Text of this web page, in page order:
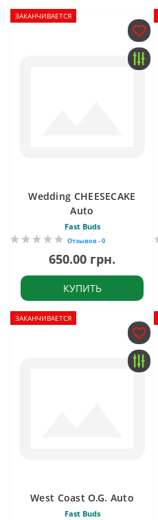
ЗАКАНЧИВАЕТСЯ
Wedding CHEESECAKE
Auto
Fast Buds
Отзывов - 0
650.00 грн.
КУПИТЬ
ЗАКАНЧИВАЕТСЯ
West Coast O.G. Auto
Fast Buds